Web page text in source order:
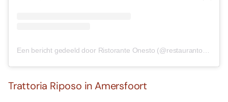
Een bericht gedeeld door Ristorante Onesto (@restaurantonesto)
Trattoria Riposo in Amersfoort